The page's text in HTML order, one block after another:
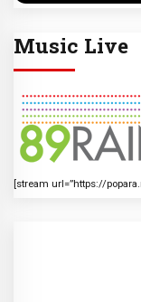
Music Live
[stream url=”https://